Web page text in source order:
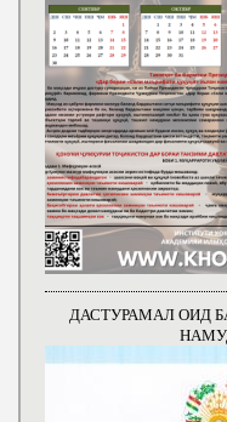
ДАСТУРАМАЛ ОИД